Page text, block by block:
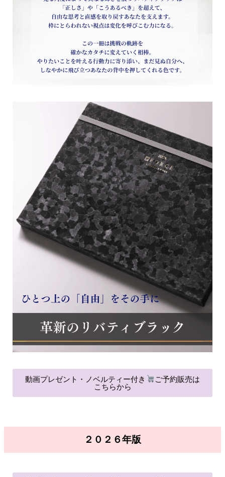
動画プレゼント・ノベルティー付き
ご予約販売は
こちらから
２０２６年版